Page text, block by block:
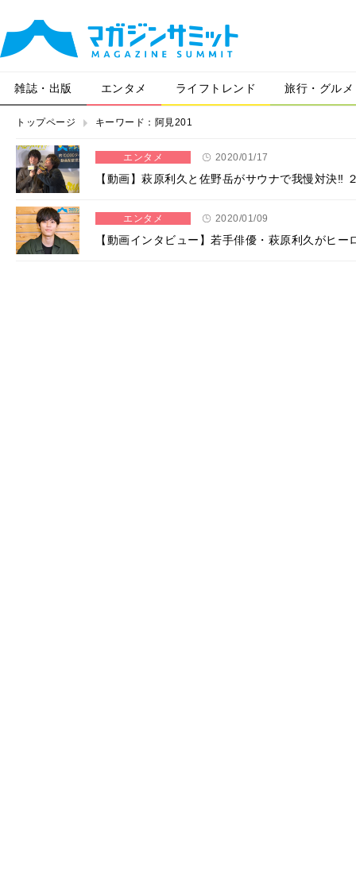
雑誌・出版 エンタメ ライフトレンド 旅行・グルメ
トップページ キーワード：阿見201
エンタメ 2020/01/17
【動画】萩原利久と佐野岳がサウナで我慢対決
エンタメ 2020/01/09
【動画インタビュー】若手俳優・萩原利久がヒ